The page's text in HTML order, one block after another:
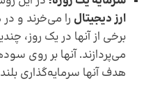
ارز دیجیتال را می‌خرند و
برخی از آنها در یک روز،
می‌پردازند. آنها بر روی
هدف آنها سرمایه‌گذاری